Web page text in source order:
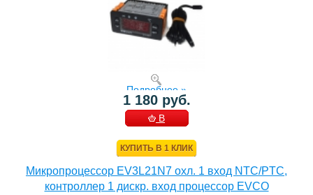
Подробнее »
1 180 руб.
В
КУПИТЬ В 1 КЛИК
Микропроцессор EV3L21N7 охл. 1 вход NTC/PTC,
контроллер 1 дискр. вход процессор EVCO